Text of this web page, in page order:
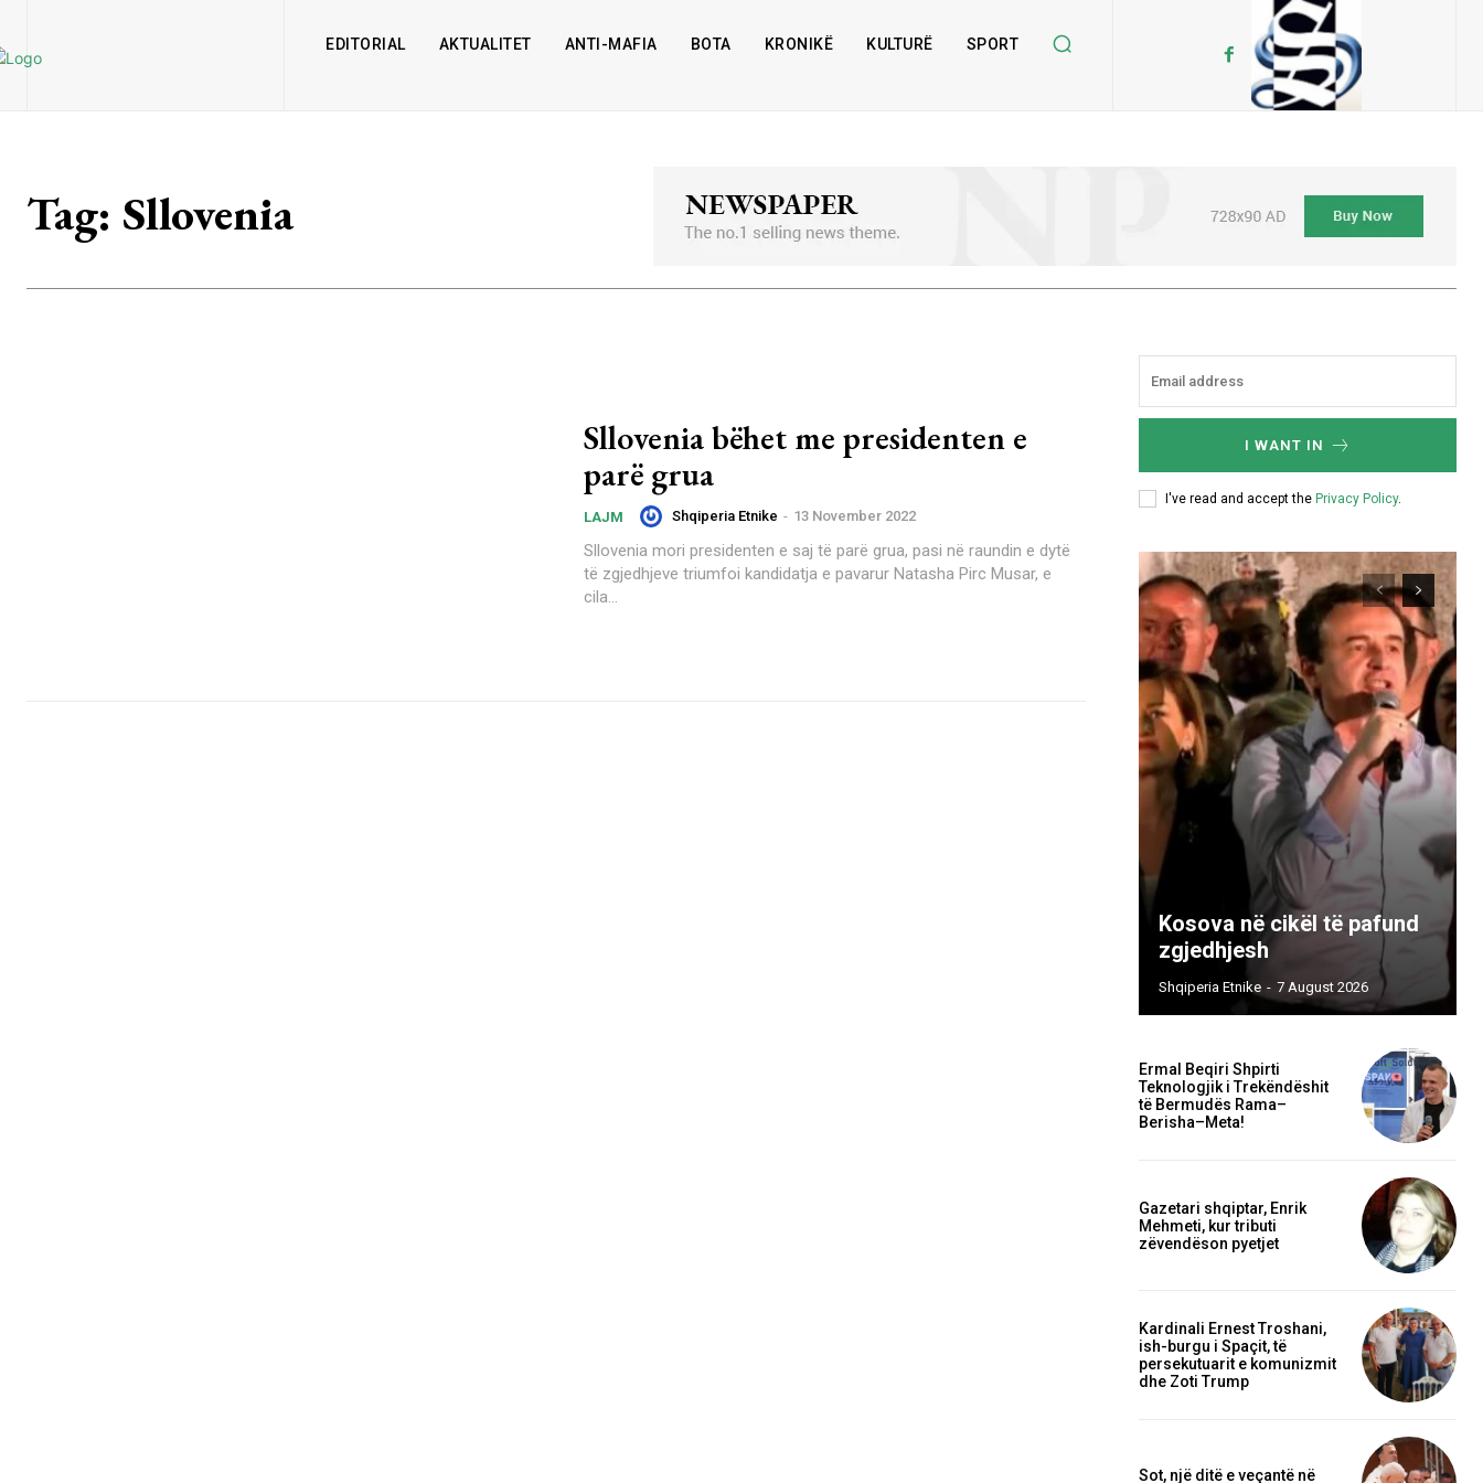
EDITORIAL AKTUALITET ANTI-MAFIA BOTA KRONIKË KULTURË SPORT
Tag: Sllovenia
Sllovenia bëhet me presidenten e
parë grua
LAJM Shqiperia Etnike - 13 November 2022
Sllovenia mori presidenten e saj të parë grua, pasi në raundin e dytë
të zgjedhjeve triumfoi kandidatja e pavarur Natasha Pirc Musar, e
cila...
I WANT IN
I've read and accept the Privacy Policy.
Kosova në cikël të pafund
zgjedhjesh
Shqiperia Etnike - 7 August 2026
Ermal Beqiri Shpirti
Teknologjik i Trekëndëshit
të Bermudës Rama–
Berisha–Meta!
Gazetari shqiptar, Enrik
Mehmeti, kur tributi
zëvendëson pyetjet
Kardinali Ernest Troshani,
ish-burgu i Spaçit, të
persekutuarit e komunizmit
dhe Zoti Trump
Sot, një ditë e veçantë në